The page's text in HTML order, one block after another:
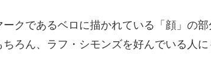
クであるベロに描かれている「顔」の
ろん、ラフ・シモンズを好んでいる人